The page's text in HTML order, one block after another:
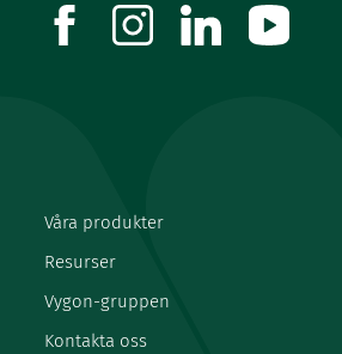
Våra produkter
Resurser
Vygon-gruppen
Kontakta oss
facebookinstagramlinkedin